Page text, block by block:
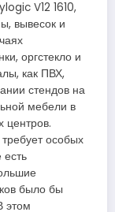
V12 1610,
вывесок и
оргстекло и
как ПВХ,
стендов на
мебели в
центров.
особых
было бы
этом